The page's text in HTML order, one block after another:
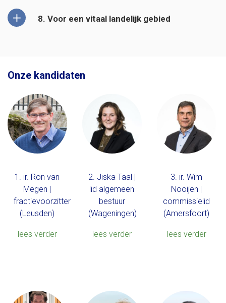
8. Voor een vitaal landelijk gebied
Onze kandidaten
1. ir. Ron van
Megen |
fractievoorzitter
(Leusden)
lees verder
2. Jiska Taal |
lid algemeen
bestuur
(Wageningen)
lees verder
3. ir. Wim
Nooijen |
commissielid
(Amersfoort)
lees verder